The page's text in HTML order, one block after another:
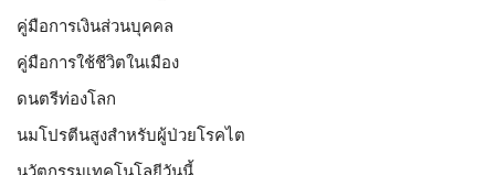
คู่มือการเงินส่วนบุคคล
คู่มือการใช้ชีวิตในเมือง
ดนตรีท่องโลก
นมโปรตีนสูงสำหรับผู้ป่วยโรคไต
นวัตกรรมเทคโนโลยีวันนี้